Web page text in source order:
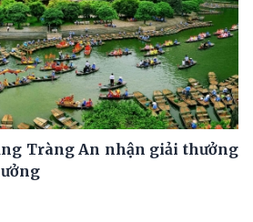
Tràng An nhận giải thưởng